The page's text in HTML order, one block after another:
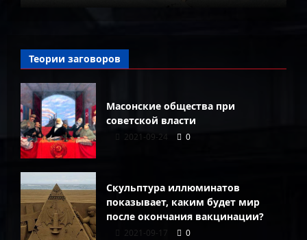
Теории заговоров
Масонские общества при
советской власти
2021-09-24 0
Скульптура иллюминатов
показывает, каким будет мир
после окончания вакцинации?
2021-09-17 0